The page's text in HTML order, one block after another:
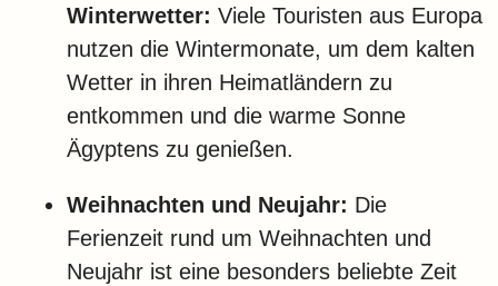
Winterwetter: Viele Touristen aus Europa
nutzen die Wintermonate, um dem kalten
Wetter in ihren Heimatländern zu
entkommen und die warme Sonne
Ägyptens zu genießen.
Weihnachten und Neujahr: Die
Ferienzeit rund um Weihnachten und
Neujahr ist eine besonders beliebte Zeit